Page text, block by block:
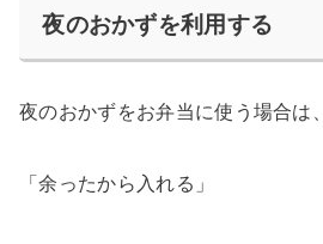
夜のおかずを利用する
夜のおかずをお弁当に使う場合は、
「余ったから入れる」